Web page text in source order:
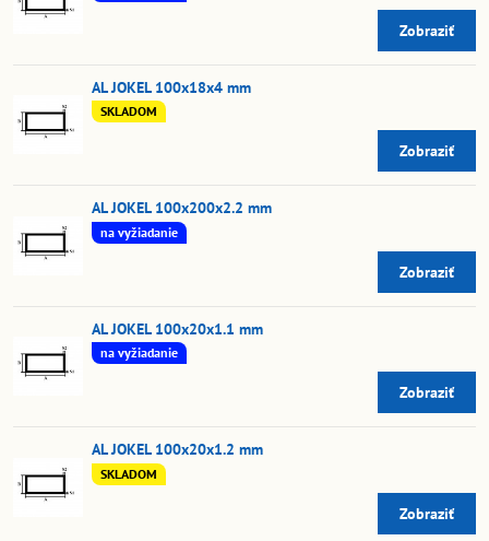
Zobraziť
AL JOKEL 100x18x4 mm
SKLADOM
Zobraziť
AL JOKEL 100x200x2.2 mm
na vyžiadanie
Zobraziť
AL JOKEL 100x20x1.1 mm
na vyžiadanie
Zobraziť
AL JOKEL 100x20x1.2 mm
SKLADOM
Zobraziť